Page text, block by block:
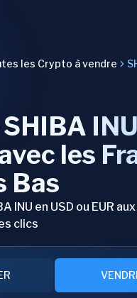
les Crypto à vendre
INU
les
Bas
INU en USD ou EUR
clics